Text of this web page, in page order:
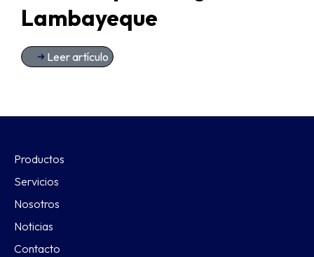
Lambayeque
Leer artículo
Productos
Servicios
Nosotros
Noticias
Contacto